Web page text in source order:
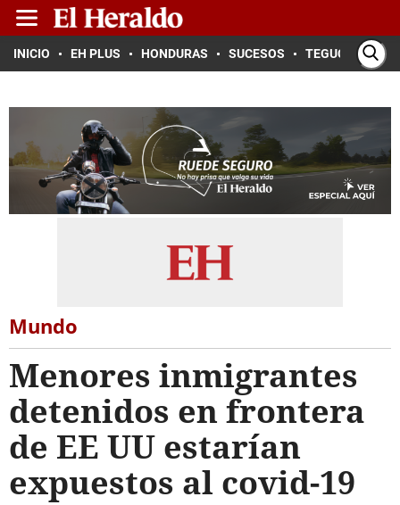
INICIO EH PLUS HONDURAS SUCESOS TEGUCIGALPA
Mundo
Menores inmigrantes
detenidos en frontera
de EE UU estarían
expuestos al covid-19